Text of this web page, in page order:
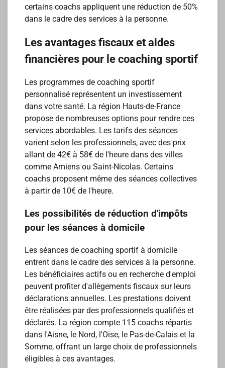
certains coachs appliquent une réduction de 50%
dans le cadre des services à la personne.
Les avantages fiscaux et aides
financières pour le coaching sportif
Les programmes de coaching sportif
personnalisé représentent un investissement
dans votre santé. La région Hauts-de-France
propose de nombreuses options pour rendre ces
services abordables. Les tarifs des séances
varient selon les professionnels, avec des prix
allant de 42€ à 58€ de l'heure dans des villes
comme Amiens ou Saint-Nicolas. Certains
coachs proposent même des séances collectives
à partir de 10€ de l'heure.
Les possibilités de réduction d'impôts
pour les séances à domicile
Les séances de coaching sportif à domicile
entrent dans le cadre des services à la personne.
Les bénéficiaires actifs ou en recherche d'emploi
peuvent profiter d'allègements fiscaux sur leurs
déclarations annuelles. Les prestations doivent
être réalisées par des professionnels qualifiés et
déclarés. La région compte 115 coachs répartis
dans l'Aisne, le Nord, l'Oise, le Pas-de-Calais et la
Somme, offrant un large choix de professionnels
éligibles à ces avantages.